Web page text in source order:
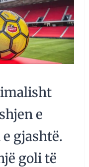
e
gjashtë.
goli të